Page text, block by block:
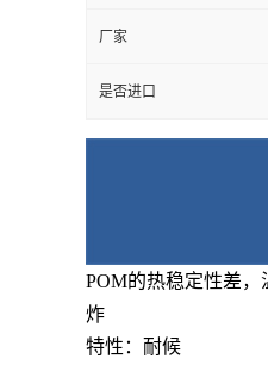
厂家
是否进口
POM的热稳定性差
炸
特性：耐候